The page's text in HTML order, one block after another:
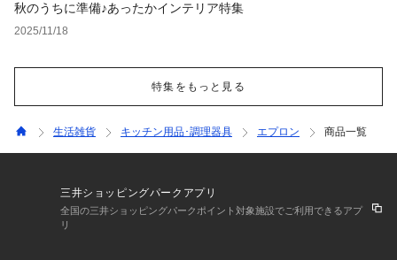
秋のうちに準備♪あったかインテリア特集
2025/11/18
特集をもっと見る
生活雑貨 キッチン用品･調理器具 エプロン 商品一覧
三井ショッピングパークアプリ
全国の三井ショッピングパークポイント対象施設でご利用できるアプ
リ